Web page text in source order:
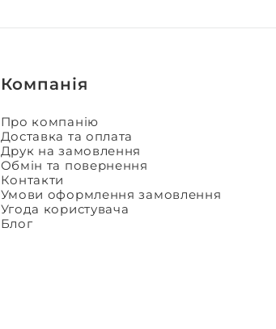
Компанія
Про компанію
Доставка та оплата
Друк на замовлення
Обмін та повернення
Контакти
Умови оформлення замовлення
Угода користувача
Блог